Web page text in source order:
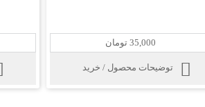
35,000 تومان
توضیحات محصول / خرید